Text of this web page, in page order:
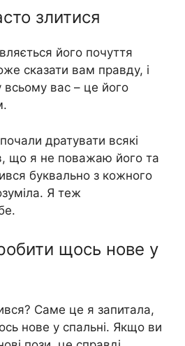
злитися
його почуття
сказати вам правду, і
всьому вас – це його
дратувати всякі
що я не поважаю його та
буквально з кожного
Я теж
щось нове у
Саме це я запитала,
нове у спальні. Якщо ви